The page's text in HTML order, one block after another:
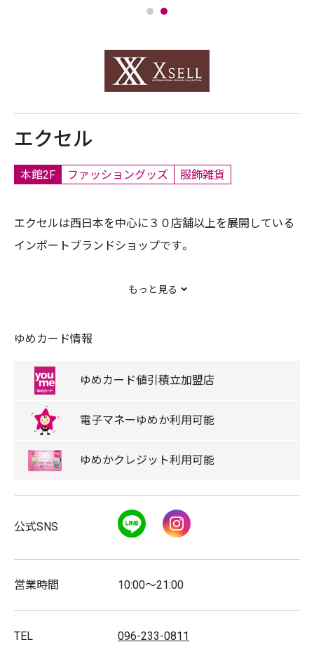
エクセル
本館2F ファッショングッズ 服飾雑貨
エクセルは西日本を中心に３０店舗以上を展開している
インポートブランドショップです。
独自の海外仕入ルートによりルイヴィトン、プラダ、グッ
バッグ、財布、時計、アクセサリー、ファッション衣料、雑
貨、フレグランスを取り揃えております。
様々なブランドやアイテムが一度に見比べ出来ること、普
段使いから自分へのご褒美、そして思いのこもったギフ
トに・・・ブランド品が“お得”に“楽しく”買えることがエク
免税対象店舗
もっと見る
ゆめカード情報
ゆめカード値引積立加盟店
電子マネー ゆめか利用可能
ゆめかクレジット利用可能
公式SNS LINE
営業時間 10:00～21:00
TEL 096-233-0811